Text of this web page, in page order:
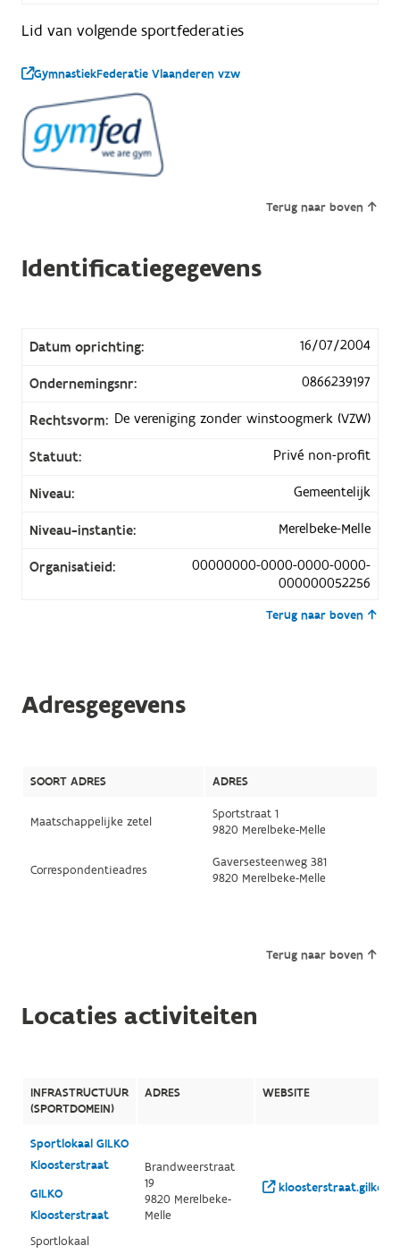
Lid van volgende sportfederaties
GymnastiekFederatie Vlaanderen vzw
Terug naar boven
Identificatiegegevens
Datum oprichting: 16/07/2004
Ondernemingsnr: 0866239197
Rechtsvorm: De vereniging zonder winstoogmerk (VZW)
Statuut: Privé non-profit
Niveau: Gemeentelijk
Niveau-instantie: Merelbeke-Melle
Organisatieid:
00000000-0000-0000-0000-
000000052256
Terug naar boven
Adresgegevens
SOORT ADRES ADRES
Maatschappelijke zetel
Sportstraat 1
9820 Merelbeke-Melle
Correspondentieadres
Gaversesteenweg 381
9820 Merelbeke-Melle
Terug naar boven
Locaties activiteiten
INFRASTRUCTUUR
(SPORTDOMEIN)
ADRES WEBSITE
Sportlokaal GILKO
Kloosterstraat
GILKO
Kloosterstraat
Sportlokaal
Brandweerstraat
19
9820 Merelbeke-
Melle